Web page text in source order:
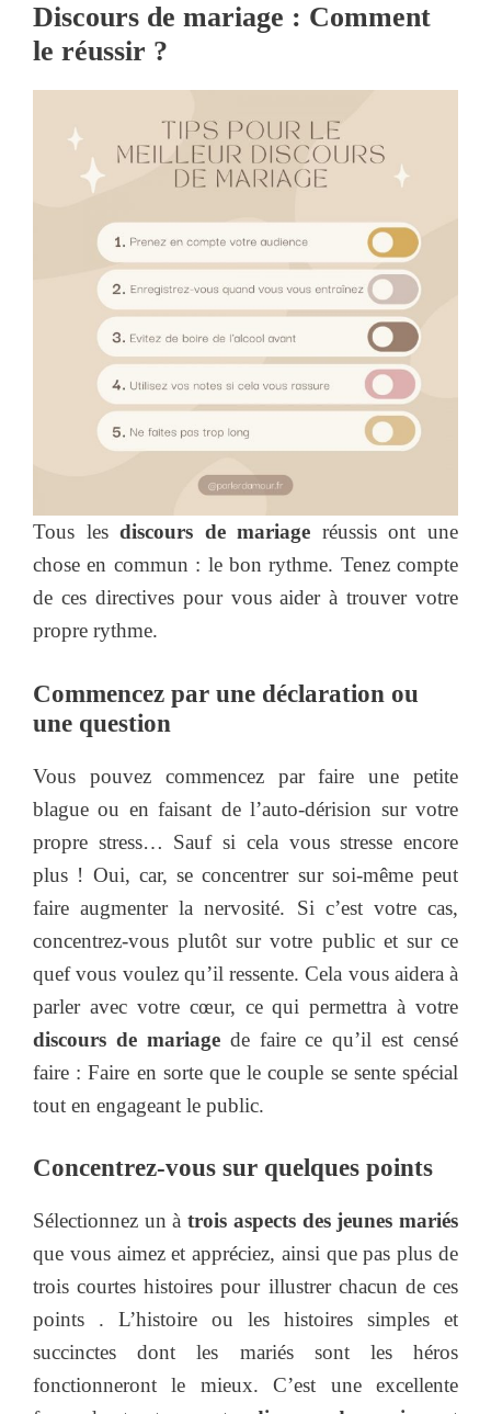
Discours de mariage : Comment
le réussir ?
Tous lesdiscours de mariage réussis ont une
chose en commun : le bon rythme. Tenez compte
de ces directives pour vous aider à trouver votre
propre rythme.
Commencez par une déclaration ou
une question
Vous pouvez commencez par faire une petite
blague ou en faisant de l’auto-dérision sur votre
propre stress… Sauf si cela vous stresse encore
plus ! Oui, car, se concentrer sur soi-même peut
faire augmenter la nervosité. Si c’est votre cas,
concentrez-vous plutôt sur votre public et sur ce
quef vous voulez qu’il ressente. Cela vous aidera à
parler avec votre cœur, ce qui permettra à votre
discours de mariagede faire ce qu’il est censé
faire : Faire en sorte que le couple se sente spécial
tout en engageant le public.
Concentrez-vous sur quelques points
Sélectionnez un àtrois aspects des jeunes mariés
que vous aimez et appréciez, ainsi que pas plus de
trois courtes histoires pour illustrer chacun de ces
points . L’histoire ou les histoires simples et
succinctes dont les mariés sont les héros
fonctionneront le mieux. C’est une excellente